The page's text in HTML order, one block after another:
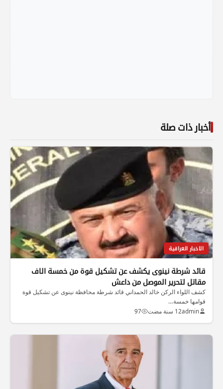
أخبار ذات صلة
الاخبار العراقية
قائد شرطة نينوى يكشف عن تشكيل قوة من خمسة الاف
مقاتل لتحرير الموصل من داعش
كشف اللواء الركن خالد الحمداني قائد شرطة محافظة نينوى عن تشكيل قوة
قوامها خمسة…
admin12 سنة مضت 97